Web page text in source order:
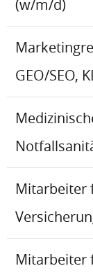
(w/m/d)
GEO/SEO,
Mitarbeiter
Mitarbeiter